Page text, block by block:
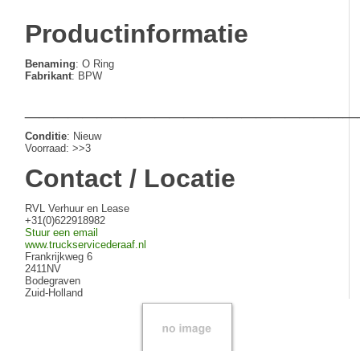
Bedrijfsgegevens
Algemene voorwaarden
Nieuws
Productinformatie
Benaming: O Ring
Fabrikant: BPW
Conditie: Nieuw
Voorraad: >>3
Contact / Locatie
RVL Verhuur en Lease
+31(0)622918982
Stuur een email
www.truckservicederaaf.nl
Frankrijkweg 6
2411NV
Bodegraven
Zuid-Holland